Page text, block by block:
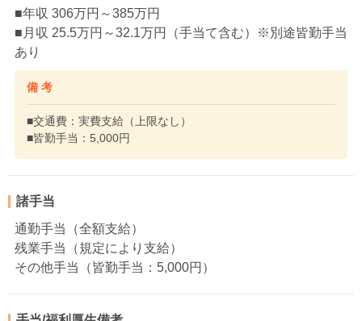
■年収 306万円～385万円
■月収 25.5万円～32.1万円（手当て含む）※別途皆勤手当
あり
備 考
■交通費：実費支給（上限なし）
■皆勤手当：5,000円
諸手当
通勤手当（全額支給）
残業手当（規定により支給）
その他手当（皆勤手当：5,000円）